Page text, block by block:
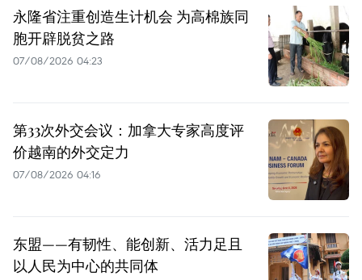
永隆省注重创造生计机会 为高棉族同
胞开辟脱贫之路
07/08/2026 04:23
第33次外交会议：加拿大专家高度评
价越南的外交定力
07/08/2026 04:16
东盟——有韧性、能创新、活力足且
以人民为中心的共同体